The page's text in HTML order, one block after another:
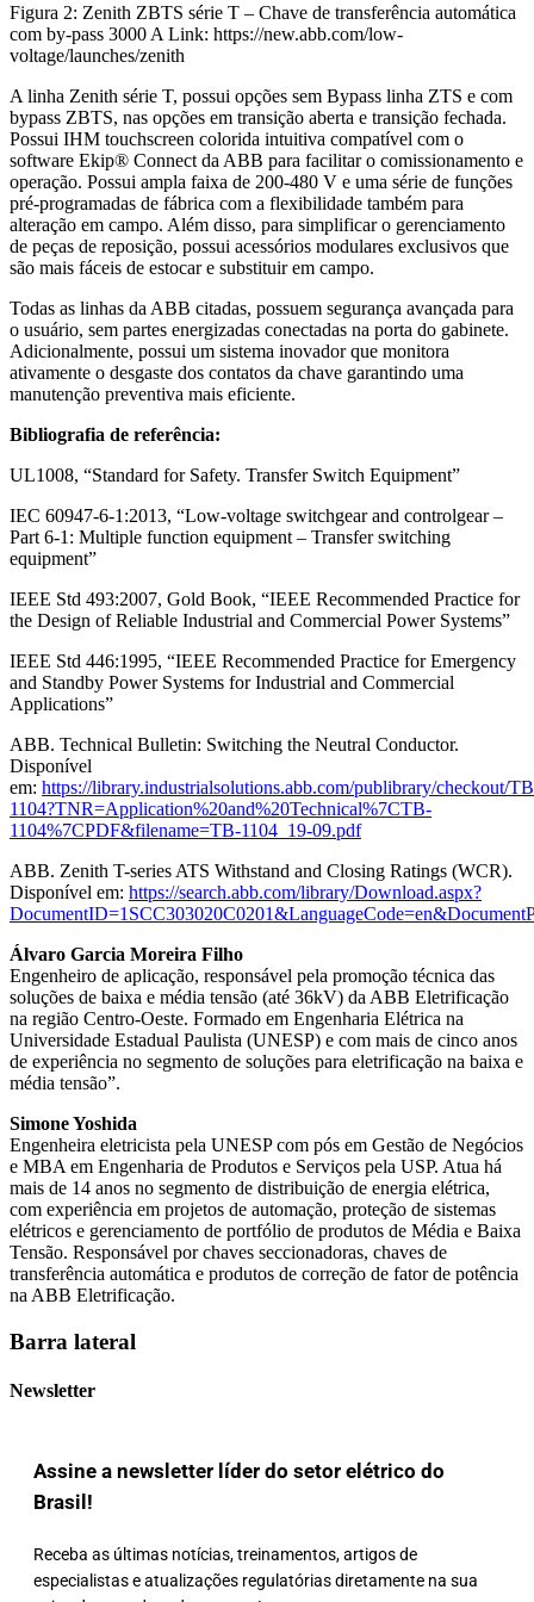
Figura 2: Zenith ZBTS série T – Chave de transferência automática
com by-pass 3000 A Link: https://new.abb.com/low-
voltage/launches/zenith
A linha Zenith série T, possui opções sem Bypass linha ZTS e com
bypass ZBTS, nas opções em transição aberta e transição fechada.
Possui IHM touchscreen colorida intuitiva compatível com o
software Ekip® Connect da ABB para facilitar o comissionamento e
operação. Possui ampla faixa de 200-480 V e uma série de funções
pré-programadas de fábrica com a flexibilidade também para
alteração em campo. Além disso, para simplificar o gerenciamento
de peças de reposição, possui acessórios modulares exclusivos que
são mais fáceis de estocar e substituir em campo.
Todas as linhas da ABB citadas, possuem segurança avançada para
o usuário, sem partes energizadas conectadas na porta do gabinete.
Adicionalmente, possui um sistema inovador que monitora
ativamente o desgaste dos contatos da chave garantindo uma
manutenção preventiva mais eficiente.
Bibliografia de referência:
UL1008, “Standard for Safety. Transfer Switch Equipment”
IEC 60947-6-1:2013, “Low-voltage switchgear and controlgear –
Part 6-1: Multiple function equipment – Transfer switching
equipment”
IEEE Std 493:2007, Gold Book, “IEEE Recommended Practice for
the Design of Reliable Industrial and Commercial Power Systems”
IEEE Std 446:1995, “IEEE Recommended Practice for Emergency
and Standby Power Systems for Industrial and Commercial
Applications”
ABB. Technical Bulletin: Switching the Neutral Conductor.
Disponível
em: https://library.industrialsolutions.abb.com/publibrary/checkout/
1104?TNR=Application%20and%20Technical%7CTB-
1104%7CPDF&filename=TB-1104_19-09.pdf
ABB. Zenith T-series ATS Withstand and Closing Ratings (WCR).
Disponível em: https://search.abb.com/library/Download.aspx?
Álvaro Garcia Moreira Filho
Engenheiro de aplicação, responsável pela promoção técnica das
soluções de baixa e média tensão (até 36kV) da ABB Eletrificação
na região Centro-Oeste. Formado em Engenharia Elétrica na
Universidade Estadual Paulista (UNESP) e com mais de cinco anos
de experiência no segmento de soluções para eletrificação na baixa e
média tensão”.
Simone Yoshida
Engenheira eletricista pela UNESP com pós em Gestão de Negócios
e MBA em Engenharia de Produtos e Serviços pela USP. Atua há
mais de 14 anos no segmento de distribuição de energia elétrica,
com experiência em projetos de automação, proteção de sistemas
elétricos e gerenciamento de portfólio de produtos de Média e Baixa
Tensão. Responsável por chaves seccionadoras, chaves de
transferência automática e produtos de correção de fator de potência
na ABB Eletrificação.
Barra lateral
Newsletter
Assine a newsletter líder do setor elétrico do
Brasil!
Receba as últimas notícias, treinamentos, artigos de
especialistas e atualizações regulatórias diretamente na sua